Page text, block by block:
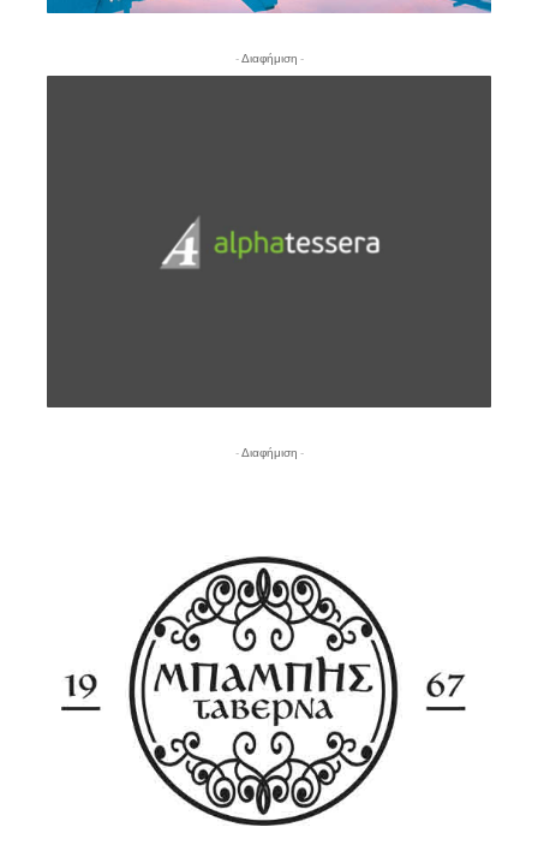
- Διαφήμιση -
- Διαφήμιση -